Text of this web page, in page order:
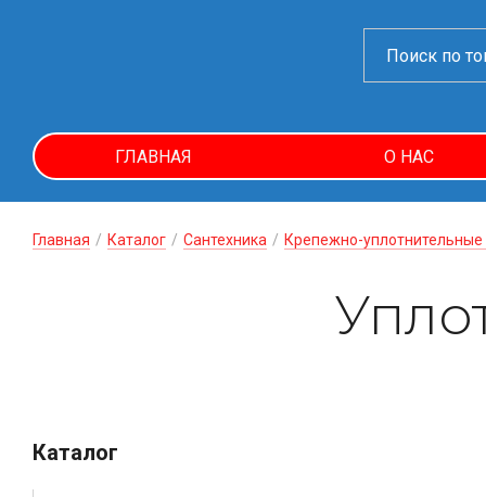
ГЛАВНАЯ О НАС
Главная / Каталог / Сантехника / Крепежно-
Каталог